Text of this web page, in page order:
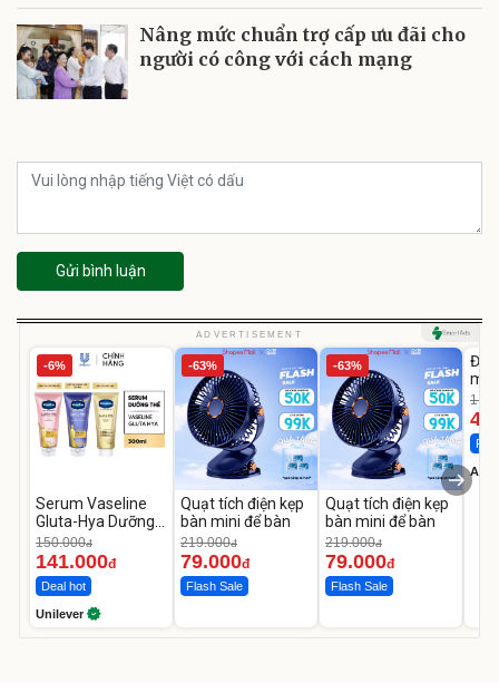
Nâng mức chuẩn trợ cấp ưu đãi cho
người có công với cách mạng
Gửi bình luận
ADVERTISEMENT
-6%
Serum Vaseline
Gluta-Hya Dưỡng
Da Sáng Mịn Sau 7
Ngày
150.000đ
141.000đ
Deal hot
Unilever
-63%
Quạt tích điện kẹp
bàn mini để bàn
219.000đ
79.000đ
Flash Sale
-63%
Quạt tích điện kẹp
bàn mini để bàn
219.000đ
79.000đ
Flash Sale
A